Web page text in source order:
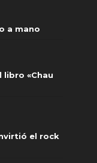
a mano
libro «Chau
el rock